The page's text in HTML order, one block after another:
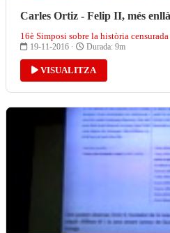
Carles Ortiz - Felip II, més
16è Simposi sobre la història
19-11-2016 · Durada: 9m
VISUALITZA